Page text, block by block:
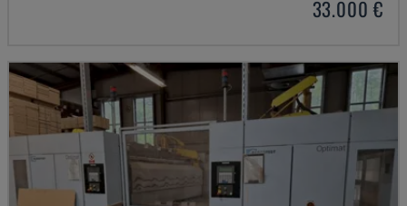
33.000 €